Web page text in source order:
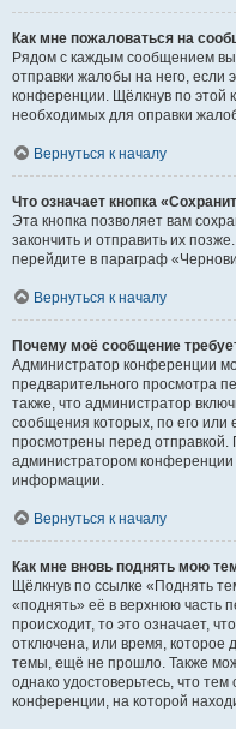
Как мне пожаловаться на
Рядом с каждым сообщением вы
отправки жалобы на него, если
конференции. Щёлкнув по этой
необходимых для оправки
Вернуться к началу
Что означает кнопка
Эта кнопка позволяет вам
закончить и отправить их
перейдите в параграф
Вернуться к началу
Почему моё сообщение
Администратор конференции
предварительного просмотра
также, что администратор
сообщения которых, по его
просмотрены перед отправкой.
администратором
информации.
Вернуться к началу
Как мне вновь поднять мою
Щёлкнув по ссылке «Поднять
«поднять» её в верхнюю часть
происходит, то это означает,
отключена, или время, которое
темы, ещё не прошло. Также
однако удостоверьтесь, что
конференции, на которой